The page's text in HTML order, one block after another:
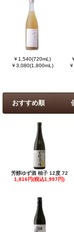
￥1,540(720mL)
￥3,080(1,800mL)
おすすめ順
芳醇ゆず酒 柚子 12度 72
1,816円(税込1,997円)